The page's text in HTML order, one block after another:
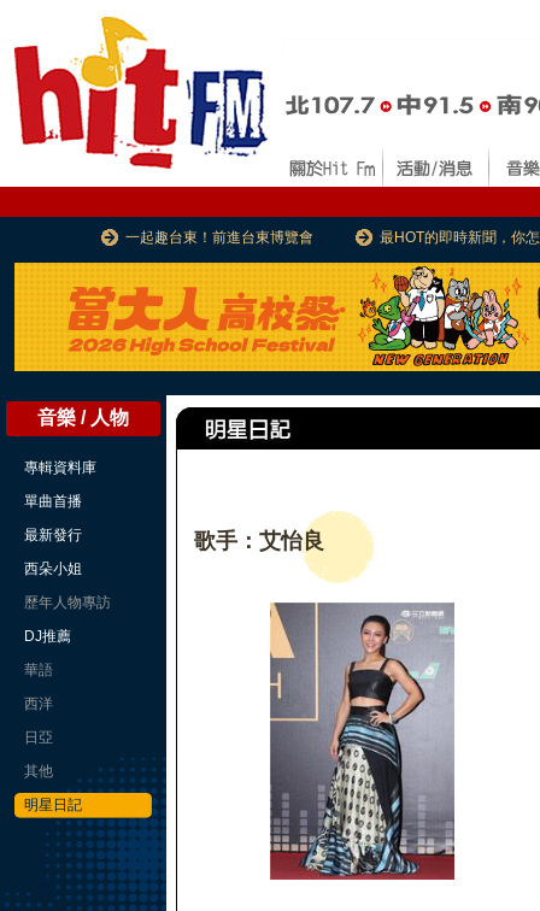
一起趣台東！前進台東博覽會 最HOT的即時新聞，你
音樂 / 人物
專輯資料庫
單曲首播
最新發行
西朵小姐
歷年人物專訪
DJ推薦
華語
西洋
日亞
其他
明星日記
歌手：艾怡良